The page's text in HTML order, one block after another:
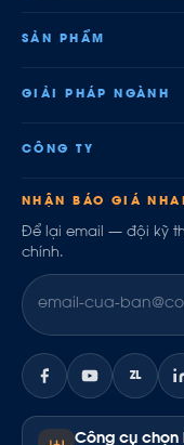
SẢN PHẨM
GIẢI PHÁP NGÀNH
CÔNG TY
NHẬN BÁO GIÁ
Để lại email — đội kỹ
chính.
ZL
Công cụ chọn